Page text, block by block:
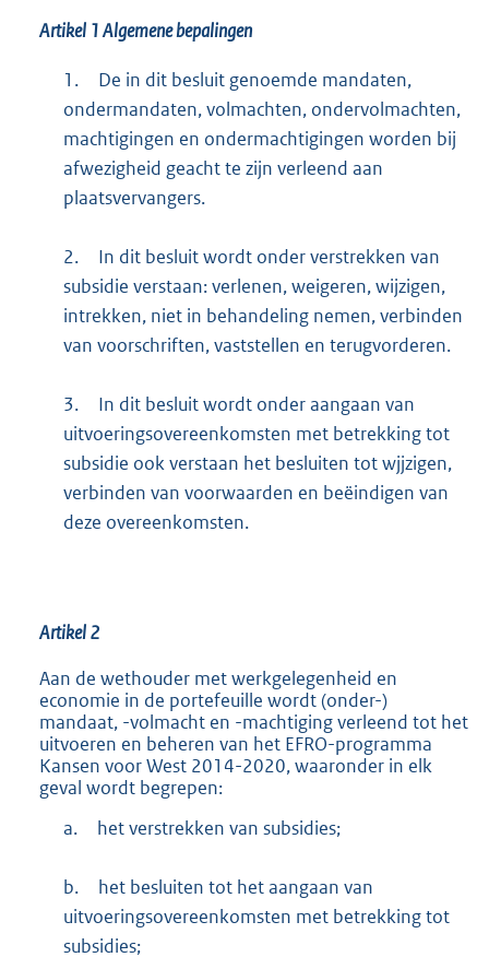
Artikel 1Algemene bepalingen
1.
De in dit besluit genoemde mandaten,
ondermandaten, volmachten, ondervolmachten,
machtigingen en ondermachtigingen worden bij
afwezigheid geacht te zijn verleend aan
plaatsvervangers.
2.
In dit besluit wordt onder verstrekken van
subsidie verstaan: verlenen, weigeren, wijzigen,
intrekken, niet in behandeling nemen, verbinden
van voorschriften, vaststellen en terugvorderen.
3.
In dit besluit wordt onder aangaan van
uitvoeringsovereenkomsten met betrekking tot
subsidie ook verstaan het besluiten tot wjjzigen,
verbinden van voorwaarden en beëindigen van
deze overeenkomsten.
Artikel 2
Aan de wethouder met werkgelegenheid en
economie in de portefeuille wordt (onder-)
mandaat, -volmacht en -machtiging verleend tot het
uitvoeren en beheren van het EFRO-programma
Kansen voor West 2014-2020, waaronder in elk
geval wordt begrepen:
a.
het verstrekken van subsidies;
b.
het besluiten tot het aangaan van
uitvoeringsovereenkomsten met betrekking tot
subsidies;